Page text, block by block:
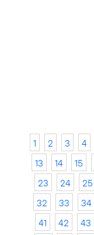
1 2 3 4
13
14 15
23
24 25
32
33 34
41
42 43